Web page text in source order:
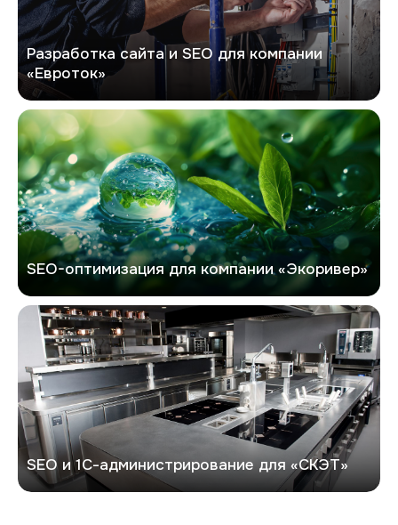
Разработка сайта и SEO для компании
«Евроток»
Экоривер
SEO-оптимизация для компании «Экоривер»
СКЭТ
SEO и 1С-администрирование для «СКЭТ»